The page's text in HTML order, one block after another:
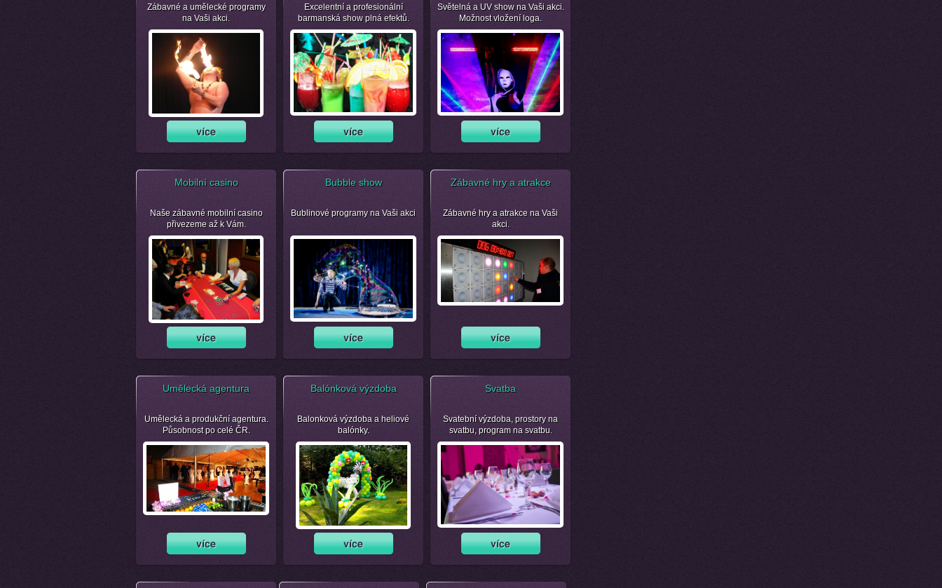
Zábavné a umělecké programy
na Vaši akci.
Excelentní a profesionální
barmanská show plná efektů.
Světelná a UV show na Vaši akci.
Možnost vložení loga.
Mobilní casino
Naše zábavné mobilní casino
přivezeme až k Vám.
Bubble show
Bublinové programy na Vaši akci
Zábavné hry a atrakce
Zábavné hry a atrakce na Vaši
akci.
Umělecká agentura
Umělecká a produkční agentura.
Působnost po celé ČR.
Balónková výzdoba
Balonková výzdoba a heliové
balónky.
Svatba
Svatební výzdoba, prostory na
svatbu, program na svatbu.